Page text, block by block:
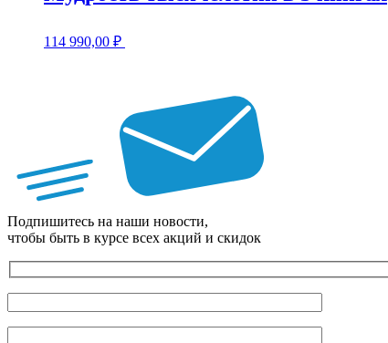
114 990,00 ₽
Подпишитесь на наши новости,
чтобы быть в курсе всех акций и скидок